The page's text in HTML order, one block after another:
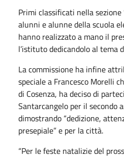
Primi classificati nella
alunni e alunne della scuola
hanno realizzato a mano il
l’istituto dedicandolo al tema
La commissione ha infine
speciale a Francesco Morelli
di Cosenza, ha deciso di
Santarcangelo per il secondo
dimostrando “dedizione,
presepiale” e per la città.
“Per le feste natalizie del